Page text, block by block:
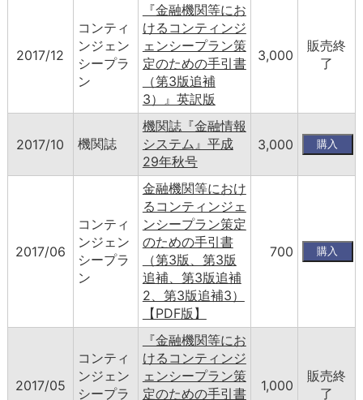
2017/12
コンティ
ンジェン
シープラ
ン
『金融機関等にお
けるコンティンジ
ェンシープラン策
定のための手引書
（第3版追補
3）』英訳版
3,000
販売終
了
2017/10 機関誌
機関誌『金融情報
システム』平成
29年秋号
3,000
2017/06
コンティ
ンジェン
シープラ
ン
金融機関等におけ
るコンティンジェ
ンシープラン策定
のための手引書
（第3版、第3版
追補、第3版追補
2、第3版追補3）
【PDF版】
700
2017/05
コンティ
ンジェン
シープラ
『金融機関等にお
けるコンティンジ
ェンシープラン策
定のための手引書
1,000
販売終
了